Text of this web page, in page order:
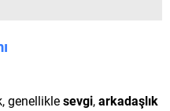
genelliklesevgi,arkadaşlık